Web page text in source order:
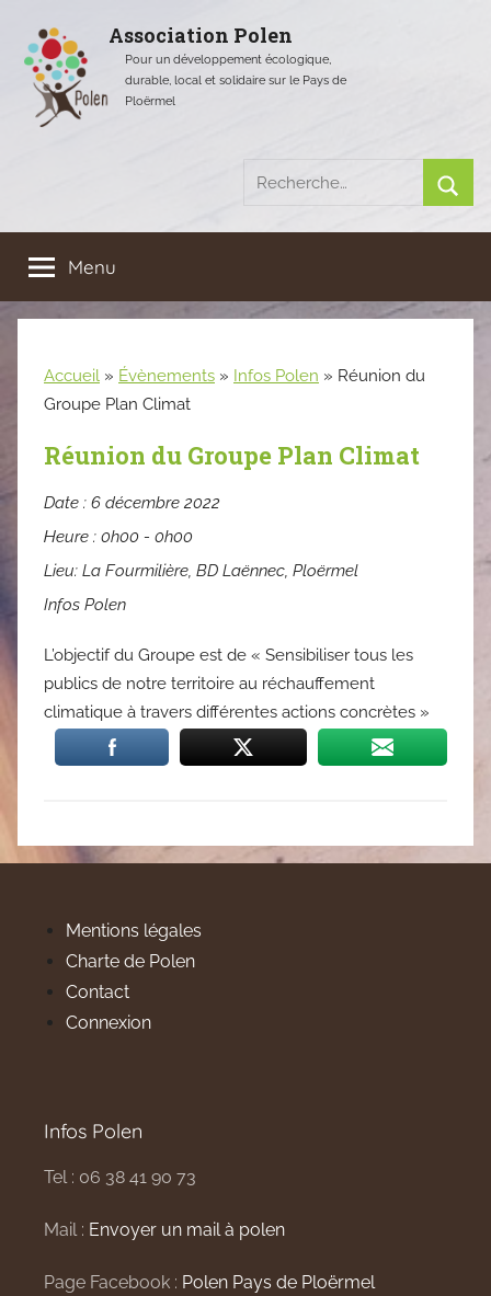
contenu
Association Polen
Pour un développement écologique,
durable, local et solidaire sur le Pays de
Ploërmel
Recherche
:
Menu
Accueil » Évènements » Infos Polen » Réunion du
Groupe Plan Climat
Réunion du Groupe Plan Climat
Date : 6 décembre 2022
Heure : 0h00 - 0h00
Lieu: La Fourmilière, BD Laënnec, Ploërmel
Infos Polen
L’objectif du Groupe est de « Sensibiliser tous les
publics de notre territoire au réchauffement
climatique à travers différentes actions concrètes »
Mentions légales
Charte de Polen
Contact
Connexion
Infos Polen
Tel : 06 38 41 90 73
Mail : Envoyer un mail à polen
Page Facebook : Polen Pays de Ploërmel